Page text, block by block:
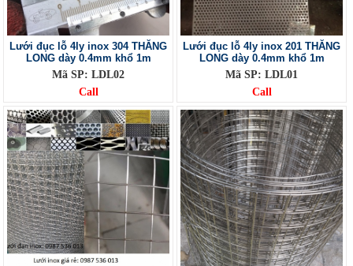
Lưới đục lỗ 4ly inox 304 THĂNG
LONG dày 0.4mm khổ 1m
Mã SP: LDL02
Call
Lưới đục lỗ 4ly inox 201 THĂNG
LONG dày 0.4mm khổ 1m
Mã SP: LDL01
Call